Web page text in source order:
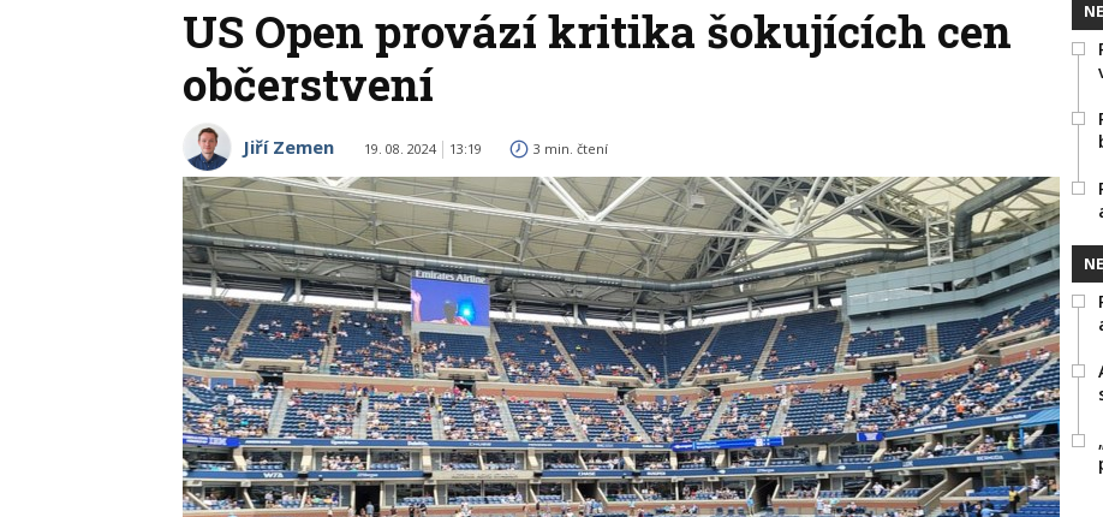
US Open provází kritika šokujících cen
občerstvení
Jiří Zemen 19. 08. 2024 13:19 3 min. čtení